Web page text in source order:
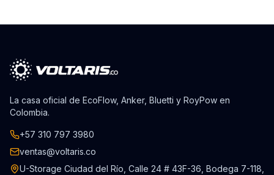
La casa oficial de EcoFlow, Anker, Bluetti y RoyPow en
Colombia.
+57 310 797 3980
ventas@voltaris.co
U-Storage Ciudad del Río, Calle 24 # 43F-36, Bodega 7-118,